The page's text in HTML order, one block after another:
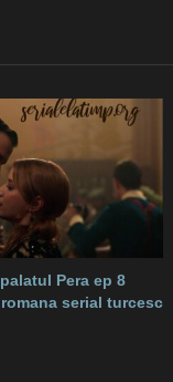
Pera ep 8
serial turcesc